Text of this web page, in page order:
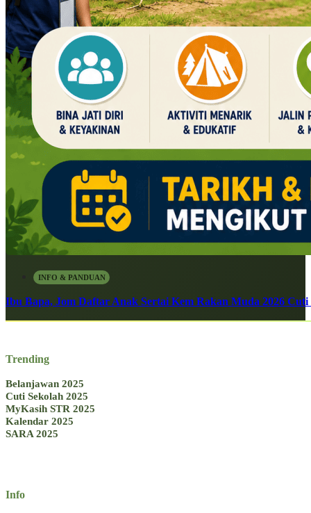
INFO & PANDUAN
Ibu Bapa, Jom Daftar Anak Sertai Kem Rakan Muda 2026
Trending
Belanjawan 2025
Cuti Sekolah 2025
MyKasih STR 2025
Kalendar 2025
SARA 2025
Info